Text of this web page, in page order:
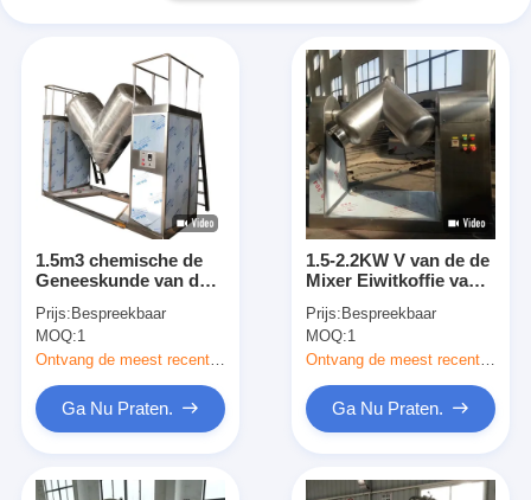
1.5m3 chemische de
Geneeskunde van de
5.5KW van de
Vitaminev-vorm het
Mengen zich Machine
Prijs: Bespreekbaar
MOQ:1
Ontvang de meest recente Prijs
Ga Nu Praten.
1.5-2.2KW V van de de
Mixer Eiwitkoffie van
Melkpoeder het
Mengen zich Machine
Prijs: Bespreekbaar
MOQ:1
Ga Nu Praten.